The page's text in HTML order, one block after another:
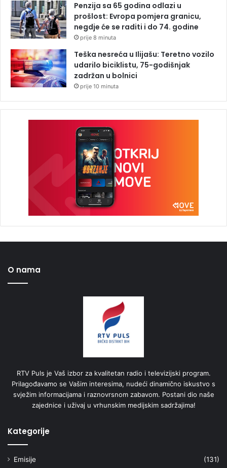
Penzija sa 65 godina odlazi u
prošlost: Evropa pomjera granicu,
negdje će se raditi i do 74. godine
prije 8 minuta
Teška nesreća u Ilijašu: Teretno vozilo
udarilo biciklistu, 75-godišnjak
zadržan u bolnici
prije 10 minuta
O nama
RTV Puls je Vaš izbor za kvalitetan radio i televizijski program.
Prilagođavamo se Vašim interesima, nudeći dinamično iskustvo s
svježim informacijama i raznovrsnom zabavom. Postani dio naše
zajednice i uživaj u vrhunskim medijskim sadržajima!
Kategorije
Emisije
(131)